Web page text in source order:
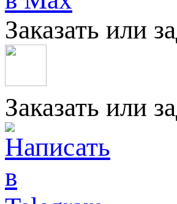
Заказать или
Заказать или